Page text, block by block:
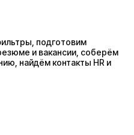
подготовим
и вакансии, соберём
найдём контакты HR и